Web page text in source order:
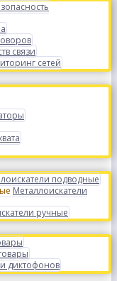
связи
сетей
подводные
Металлоискатели
ручные
диктофонов